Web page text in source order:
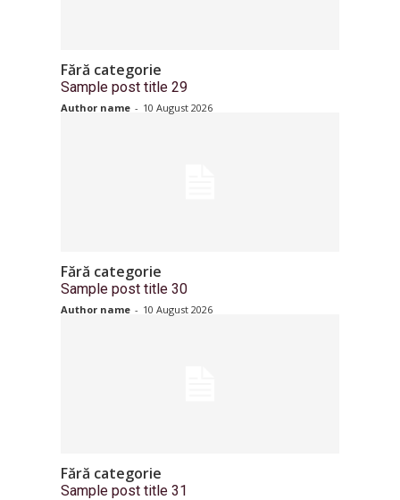
Fără categorie
Sample post title 29
Author name - 10 August 2026
Fără categorie
Sample post title 30
Author name - 10 August 2026
Fără categorie
Sample post title 31